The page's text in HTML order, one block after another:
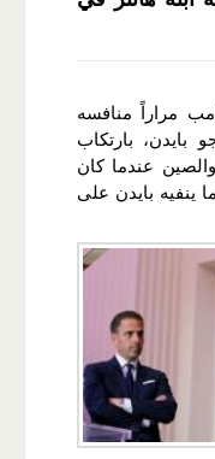
مراراً منافسه
بايدن، بارتكاب
عندما كان
ينفيه بايدن على